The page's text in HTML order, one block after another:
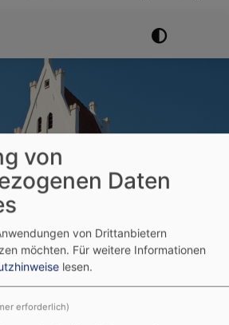
Reutti
stellen
von
Daten
von Drittanbietern
möchten. Für weitere Informationen
lesen.
erforderlich)